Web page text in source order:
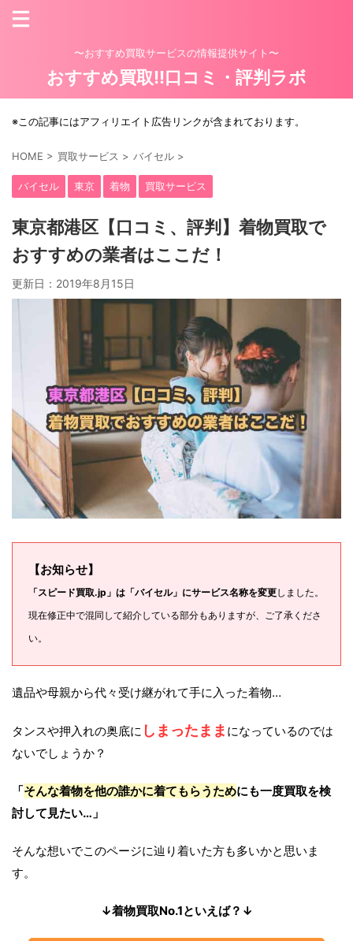
〜おすすめ買取サービスの情報提供サイト〜
おすすめ買取!!口コミ・評判ラボ
※この記事にはアフィリエイト広告リンクが含まれております。
HOME > 買取サービス > バイセル >
バイセル 東京 着物 買取サービス
東京都港区【口コミ、評判】着物買取で
おすすめの業者はここだ！
更新日： 2019年8月15日
【お知らせ】
「スピード買取.jp」は「バイセル」にサービス名称を変更しました。
現在修正中で混同して紹介している部分もありますが、ご了承くださ
い。
遺品や母親から代々受け継がれて手に入った着物…
タンスや押入れの奥底に しまったまま になっているのでは
ないでしょうか？
「そんな着物を他の誰かに着てもらうためにも一度買取を検
討して見たい…」
そんな想いでこのページに辿り着いた方も多いかと思いま
す。
↓着物買取No.1といえば？↓